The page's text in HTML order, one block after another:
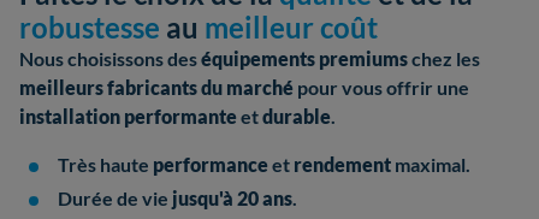
robustesse au meilleur coût
Nous choisissons deséquipements premiumschez les
meilleurs fabricantsdu marché pour vous offrir une
installation performante etdurable.
Très haute performance et rendement maximal.
Durée de vie jusqu'à 20 ans.